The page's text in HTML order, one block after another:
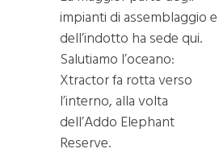
impianti di assemblaggio e
dell’indotto ha sede qui.
Salutiamo l’oceano:
Xtractor fa rotta verso
l’interno, alla volta
dell’Addo Elephant
Reserve.